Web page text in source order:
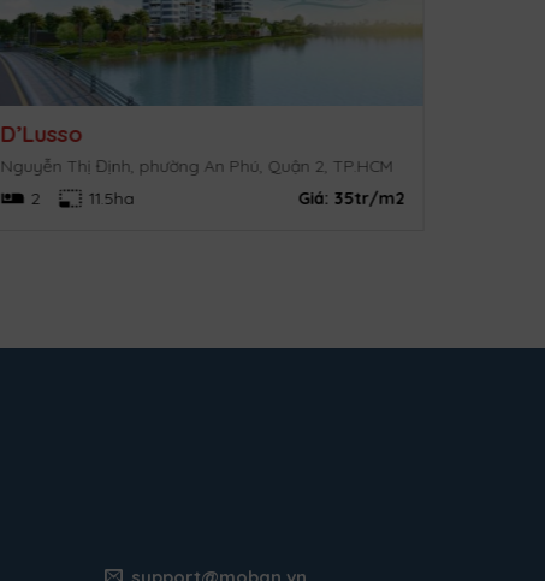
D’Lusso
Nguyễn Thị Định, phường An Phú, Quận 2, TP.HCM
2
11.5ha Giá: 35tr/m2